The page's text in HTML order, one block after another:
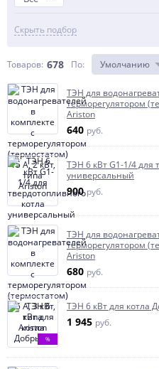
Скрыть подбор
Товаров: 678 По: Умолчанию
ТЭН для
терморегулятором
Ariston
640 руб.
ТЭН 6 кВт G1-1/4 для
универсальный
900руб.
ТЭН для
терморегулятором
Ariston
680 руб.
%
ТЭН 6 кВт для котла
1 945 руб.